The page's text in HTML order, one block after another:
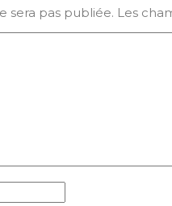
sera pas publiée. Les